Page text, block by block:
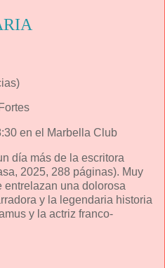
en el Marbella Club
día más de la escritora
2025, 288 páginas). Muy
entrelazan una dolorosa
y la legendaria historia
y la actriz franco-